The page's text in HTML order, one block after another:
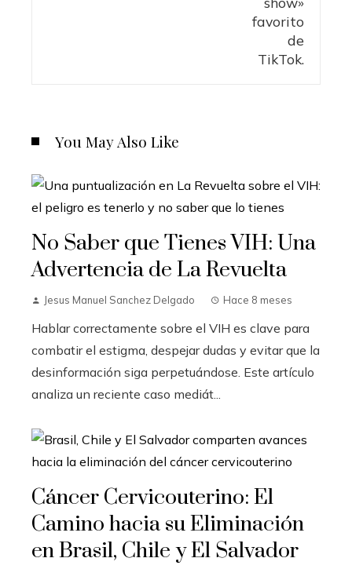
You May Also Like
No Saber que Tienes VIH: Una
Advertencia de La Revuelta
Jesus Manuel Sanchez Delgado Hace 8 meses
Hablar correctamente sobre el VIH es clave para
combatir el estigma, despejar dudas y evitar que la
desinformación siga perpetuándose. Este artículo
analiza un reciente caso mediát...
Cáncer Cervicouterino: El
Camino hacia su Eliminación
en Brasil, Chile y El Salvador